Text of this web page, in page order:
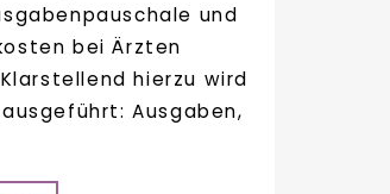
und
bei Ärzten
hierzu wird
Ausgaben,